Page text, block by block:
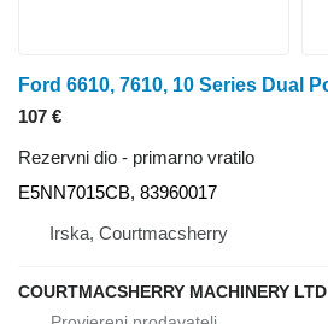
107 €
Rezervni dio - primarno vratilo
E5NN7015CB, 83960017
Irska, Courtmacsherry
COURTMACSHERRY MACHINERY LTD